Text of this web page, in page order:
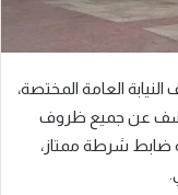
العامة المختصة،
وذلك للكشف عن جميع ظروف
ضابط شرطة ممتاز،